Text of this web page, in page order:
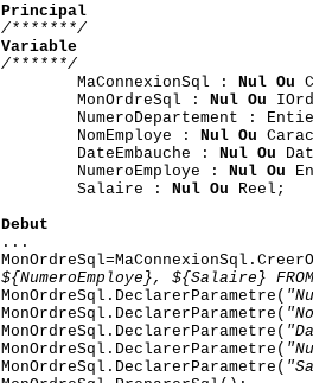
Principal
/*******/
Variable
/******/
MaConnexionSql : Nul Ou
MonOrdreSql : Nul Ou
NumeroDepartement :
NomEmploye : Nul Ou
DateEmbauche : Nul Ou
NumeroEmploye : Nul Ou
Salaire : Nul Ou Reel;
Debut
...
${NumeroEmploye}, ${Salaire}
MonOrdreSql.DeclarerParametre(
MonOrdreSql.DeclarerParametre(
MonOrdreSql.DeclarerParametre(
MonOrdreSql.DeclarerParametre(
MonOrdreSql.DeclarerParametre(